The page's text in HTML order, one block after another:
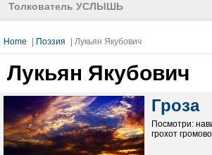
Толкователь УСЛЫШЬ
Home Поэзия | Лукьян Якубович
Лукьян Якубович
Гроза
Посмотри:
грохот